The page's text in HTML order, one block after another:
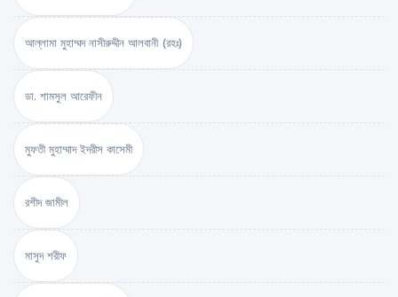
আল্লামা মুহাম্মদ নাসীরুদ্দীন আলবানী (রহঃ)
ডা. শামসুল আরেফীন
মুফতী মুহাম্মাদ ইদরীস কাসেমী
রশীদ জামীল
মাসুদ শরীফ